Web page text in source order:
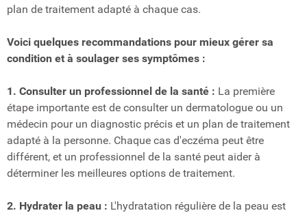
plan de traitement adapté à chaque cas.
Voici quelques recommandations pour mieux gérer sa
condition et à soulager ses symptômes :
1. Consulter un professionnel de la santé : La première
étape importante est de consulter un dermatologue ou un
médecin pour un diagnostic précis et un plan de traitement
adapté à la personne. Chaque cas d'eczéma peut être
différent, et un professionnel de la santé peut aider à
déterminer les meilleures options de traitement.
2. Hydrater la peau : L'hydratation régulière de la peau est